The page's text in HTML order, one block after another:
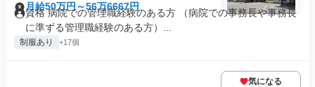
月給50万円～56万6667円
資格 病院での管理職経験のある方 （病院での事務長や事務長
に準ずる管理職経験のある方）...
制服あり +17個
気になる